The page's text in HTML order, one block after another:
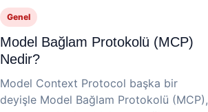
Genel
Model Bağlam Protokolü (MCP)
Nedir?
Model Context Protocol başka bir
deyişle Model Bağlam Protokolü (MCP),